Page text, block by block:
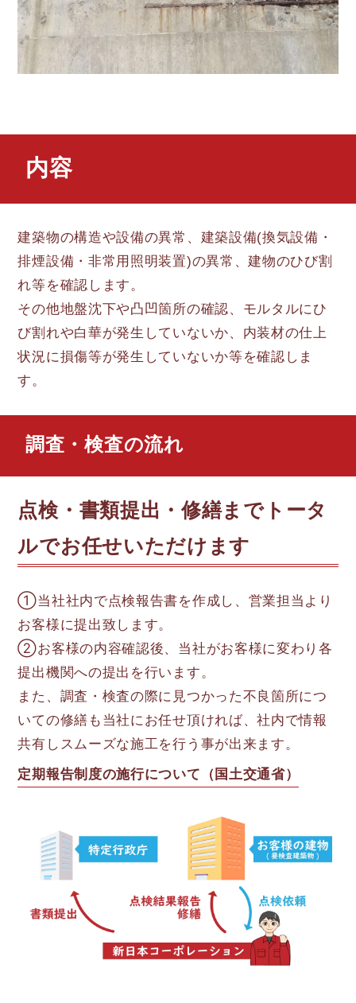
内容
建築物の構造や設備の異常、建築設備(換気設備・
排煙設備・非常用照明装置)の異常、建物のひび割
れ等を確認します。
その他地盤沈下や凸凹箇所の確認、モルタルにひ
び割れや白華が発生していないか、内装材の仕上
状況に損傷等が発生していないか等を確認しま
す。
調査・検査の流れ
点検・書類提出・修繕までトータ
ルでお任せいただけます
①当社社内で点検報告書を作成し、営業担当より
お客様に提出致します。
②お客様の内容確認後、当社がお客様に変わり各
提出機関への提出を行います。
また、調査・検査の際に見つかった不良箇所につ
いての修繕も当社にお任せ頂ければ、社内で情報
共有しスムーズな施工を行う事が出来ます。
定期報告制度の施行について（国土交通省）